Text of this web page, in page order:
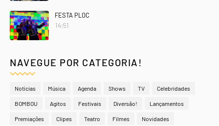
FESTA PLOC
14:51
NAVEGUE POR CATEGORIA!
Notícias Música Agenda Shows TV Celebridades
BOMBOU Agitos Festivais Diversão! Lançamentos
Premiações Clipes Teatro Filmes Novidades